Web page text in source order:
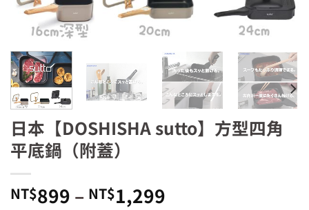
日本【DOSHISHA sutto】方型四角
平底鍋（附蓋）
NT$899 – NT$1,299